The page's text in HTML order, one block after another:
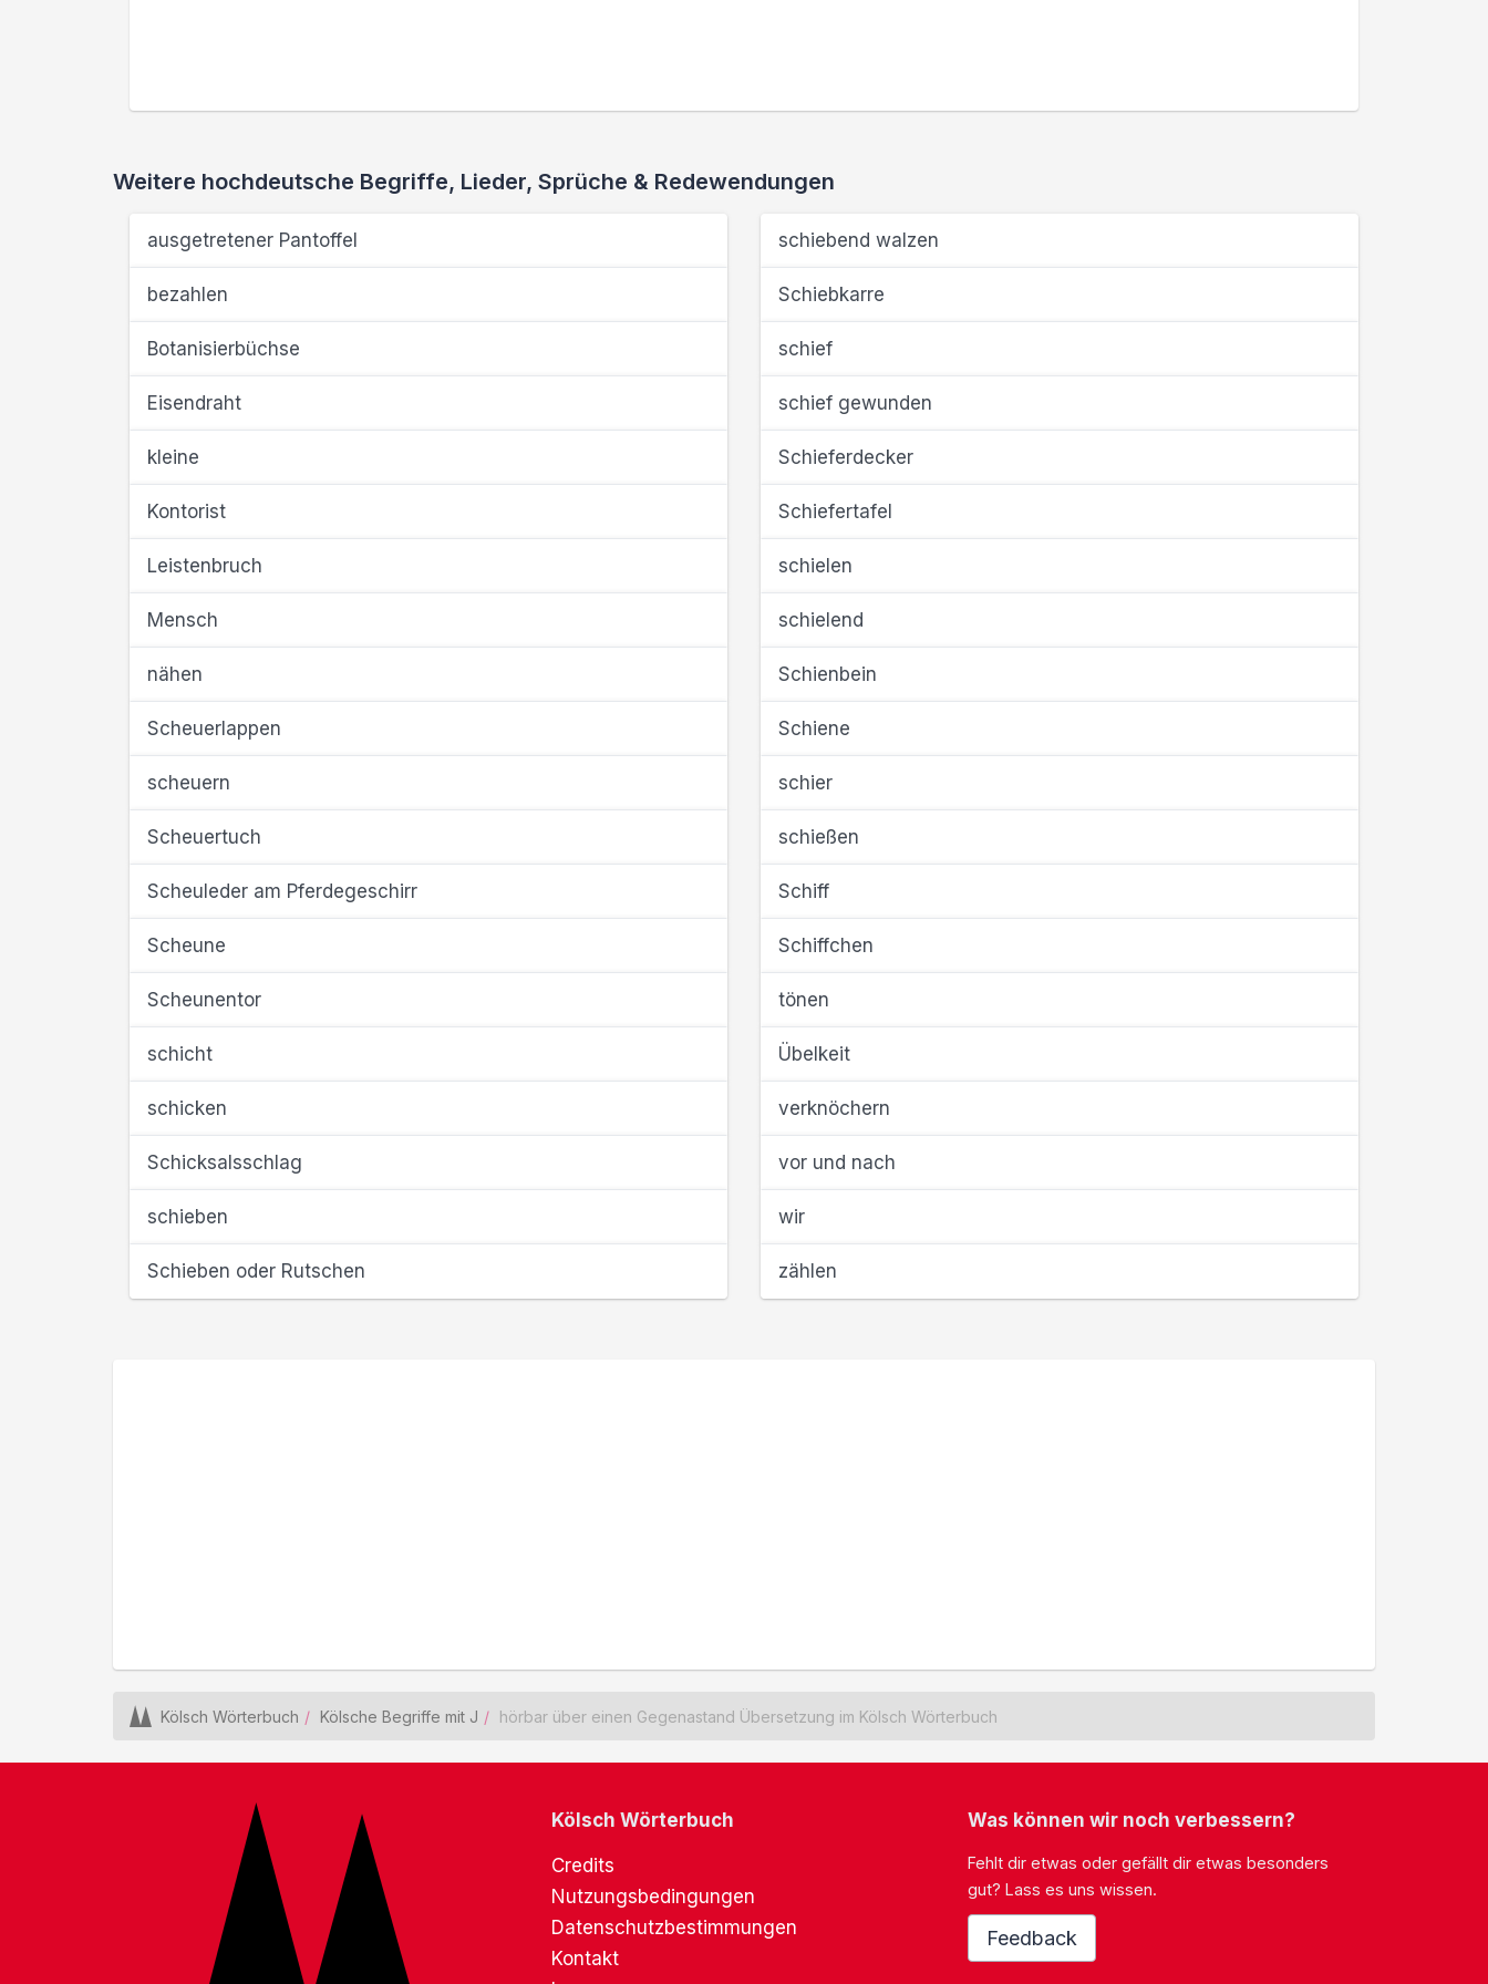
Weitere hochdeutsche Begriffe, Lieder, Sprüche & Redewendungen
ausgetretener Pantoffel
bezahlen
Botanisierbüchse
Eisendraht
kleine
Kontorist
Leistenbruch
Mensch
nähen
Scheuerlappen
scheuern
Scheuertuch
Scheuleder am Pferdegeschirr
Scheune
Scheunentor
schicht
schicken
Schicksalsschlag
schieben
Schieben oder Rutschen
schiebend walzen
Schiebkarre
schief
schief gewunden
Schieferdecker
Schiefertafel
schielen
schielend
Schienbein
Schiene
schier
schießen
Schiff
Schiffchen
tönen
Übelkeit
verknöchern
vor und nach
wir
zählen
Kölsch Wörterbuch Kölsche Begriffe mit J hörbar über einen Gegenastand Übersetzung im Kölsch Wörterbuch
Kölsch Wörterbuch
Credits
Nutzungsbedingungen
Datenschutzbestimmungen
Kontakt
Was können wir noch verbessern?
Fehlt dir etwas oder gefällt dir etwas besonders
gut? Lass es uns wissen.
Feedback